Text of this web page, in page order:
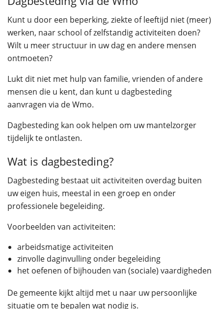
Kunt u door een beperking, ziekte of leeftijd niet (meer)
werken, naar school of zelfstandig activiteiten doen?
Wilt u meer structuur in uw dag en andere mensen
ontmoeten?
Lukt dit niet met hulp van familie, vrienden of andere
mensen die u kent, dan kunt u dagbesteding
aanvragen via de Wmo.
Dagbesteding kan ook helpen om uw mantelzorger
tijdelijk te ontlasten.
Wat is dagbesteding?
Dagbesteding bestaat uit activiteiten overdag buiten
uw eigen huis, meestal in een groep en onder
professionele begeleiding.
Voorbeelden van activiteiten:
arbeidsmatige activiteiten
zinvolle daginvulling onder begeleiding
het oefenen of bijhouden van (sociale) vaardigheden
De gemeente kijkt altijd met u naar uw persoonlijke
situatie om te bepalen wat nodig is.